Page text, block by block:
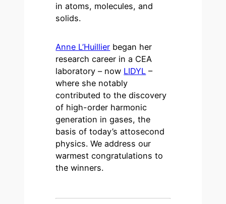
in atoms, molecules, and
solids.
Anne L’Huillier began her
research career in a CEA
laboratory – now LIDYL –
where she notably
contributed to the discovery
of high-order harmonic
generation in gases, the
basis of today’s attosecond
physics. We address our
warmest congratulations to
the winners.